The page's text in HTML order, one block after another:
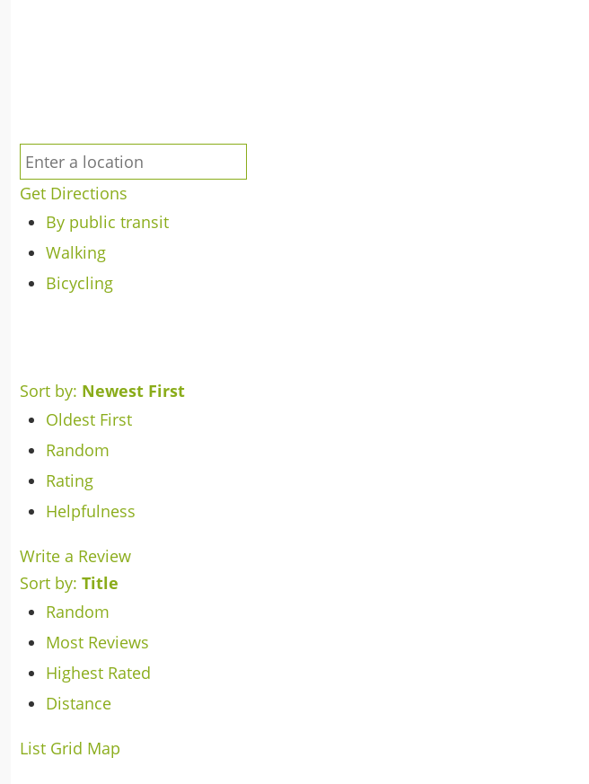
Get Directions
By public transit
Walking
Bicycling
Sort by: Newest First
Oldest First
Random
Rating
Helpfulness
Write a Review
Sort by: Title
Random
Most Reviews
Highest Rated
Distance
List Grid Map